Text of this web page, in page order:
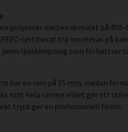
polyester med en densitet på
PEFC-certifierat trä monteras på
jämn ljuddämpning som
har en ram på 15 mm, medan
runt hela ramen vilket ger ett
tryck ger en professionell finish.